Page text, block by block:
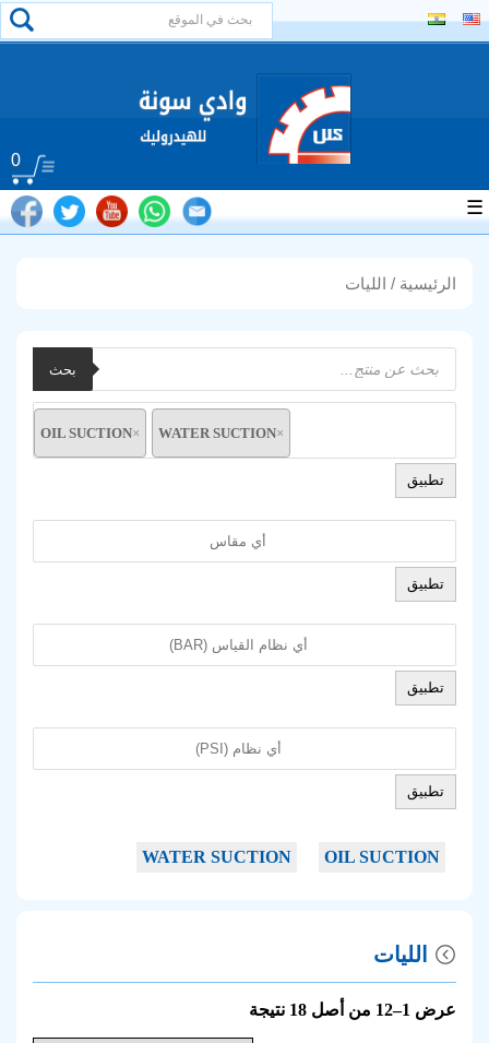
0
☰
الرئيسية / الليات
Products
بحث
×
OIL SUCTION ×
WATER SUCTION
تطبيق
تطبيق
تطبيق
تطبيق
OIL SUCTION
WATER SUCTION
الليات
عرض 1–12 من أصل 18 نتيجة